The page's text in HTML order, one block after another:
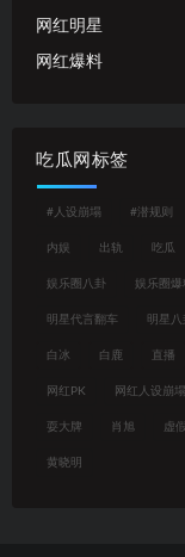
网红明星
网红爆料
吃瓜网标签
#人设崩塌 #潜规则
内娱 出轨 吃瓜
娱乐圈八卦 娱乐圈爆
明星代言翻车 明星八
白冰 白鹿 直播
网红PK 网红人设崩塌
耍大牌 肖旭 虚
黄晓明